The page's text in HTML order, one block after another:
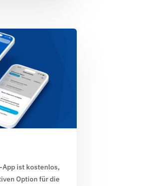
ist kostenlos,
Option für die